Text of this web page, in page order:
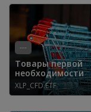
---
Товары первой
необходимости
XLP_CFD.ETF